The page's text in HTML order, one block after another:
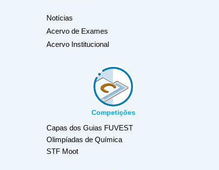
Notícias
Acervo de Exames
Acervo Institucional
Competições
Capas dos Guias FUVEST
Olimpíadas de Química
STF Moot